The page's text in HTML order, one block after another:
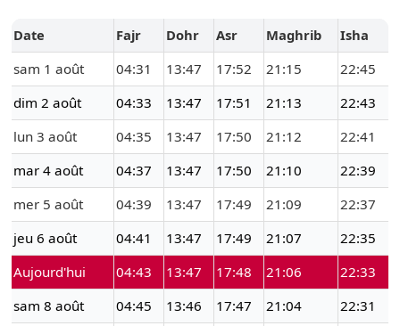
Date Fajr Dohr Asr Maghrib
Isha
sam 1 août
04:31 13:47 17:52 21:15
22:45
dim 2 août
04:33 13:47 17:51 21:13
22:43
lun 3 août
04:35 13:47 17:50 21:12
22:41
mar 4 août
04:37 13:47 17:50 21:10
22:39
mer 5 août
04:39 13:47 17:49 21:09
22:37
jeu 6 août
04:41 13:47 17:49 21:07
22:35
Aujourd'hui
04:43 13:47 17:48 21:06
22:33
sam 8 août
04:45 13:46 17:47 21:04
22:31